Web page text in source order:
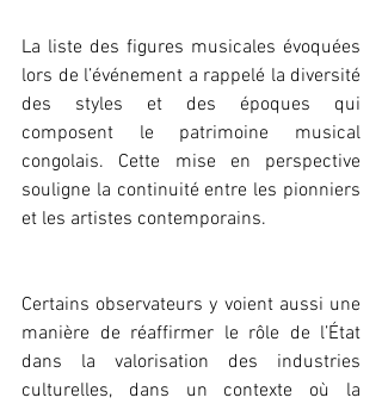
La liste des figures musicales évoquées
lors de l’événement a rappelé la diversité
des styles et des époques qui
composent le patrimoine musical
congolais. Cette mise en perspective
souligne la continuité entre les pionniers
et les artistes contemporains.
Certains observateurs y voient aussi une
manière de réaffirmer le rôle de l’État
dans la valorisation des industries
culturelles, dans un contexte où la